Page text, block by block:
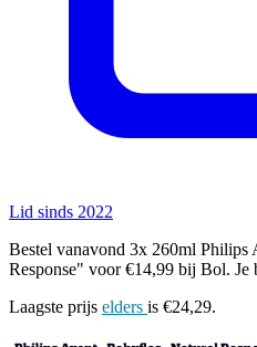
Lid sinds 2022
Bestel vanavond 3x 260ml Philips
Response" voor €14,99 bij Bol. Je
Laagste prijs elders is €24,29.